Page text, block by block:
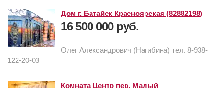
Дом г. Батайск Красноярская (82882198)
16 500 000 руб.
Олег Александрович (Нагибина) тел. 8-938-
122-20-03
Комната Центр пер. Малый